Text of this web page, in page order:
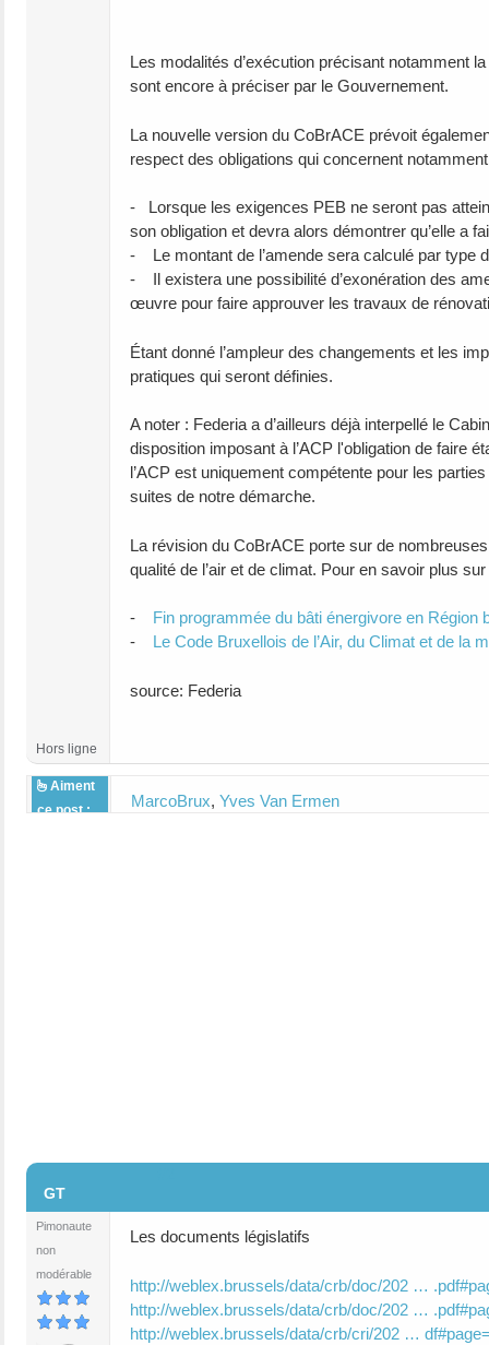
Les modalités d’exécution précisant notamment
sont encore à préciser par le Gouvernement.
La nouvelle version du CoBrACE prévoit
respect des obligations qui concernent
- Lorsque les exigences PEB ne seront pas
son obligation et devra alors démontrer qu’elle a
- Le montant de l’amende sera calculé par type
- Il existera une possibilité d’exonération des
œuvre pour faire approuver les travaux de
Étant donné l’ampleur des changements et les
pratiques qui seront définies.
A noter : Federia a d’ailleurs déjà interpellé le
disposition imposant à l’ACP l'obligation de faire
l’ACP est uniquement compétente pour les
suites de notre démarche.
La révision du CoBrACE porte sur de
qualité de l’air et de climat. Pour en savoir plus
- Fin programmée du bâti énergivore en Région
- Le Code Bruxellois de l’Air, du Climat et de la
source: Federia
Hors ligne
Aiment
ce post :
MarcoBrux, Yves Van Ermen
GT
Pimonaute
non
modérable
Les documents législatifs
http://weblex.brussels/data/crb/doc/202 …
http://weblex.brussels/data/crb/doc/202 …
http://weblex.brussels/data/crb/cri/202 …